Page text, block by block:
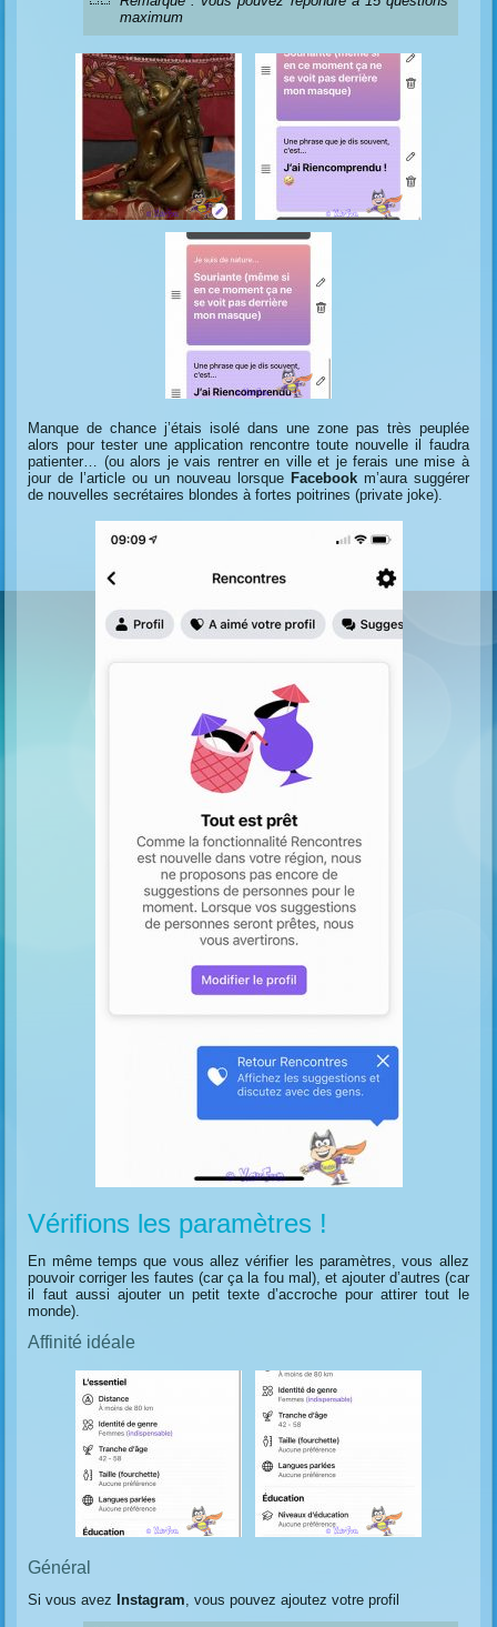
maximum
Manque de chance j’étais isolé dans une zone pas très peuplée
alors pour tester une application rencontre toute nouvelle il faudra
patienter… (ou alors je vais rentrer en ville et je ferais une mise à
jour de l’article ou un nouveau lorsque Facebookm’aura suggérer
de nouvelles secrétaires blondes à fortes poitrines (private joke).
Vérifions les paramètres !
En même temps que vous allez vérifier les paramètres, vous allez
pouvoir corriger les fautes (car ça la fou mal), et ajouter d’autres (car
il faut aussi ajouter un petit texte d’accroche pour attirer tout le
monde).
Affinité idéale
Général
Si vous avez Instagram , vous pouvez ajoutez votre profil